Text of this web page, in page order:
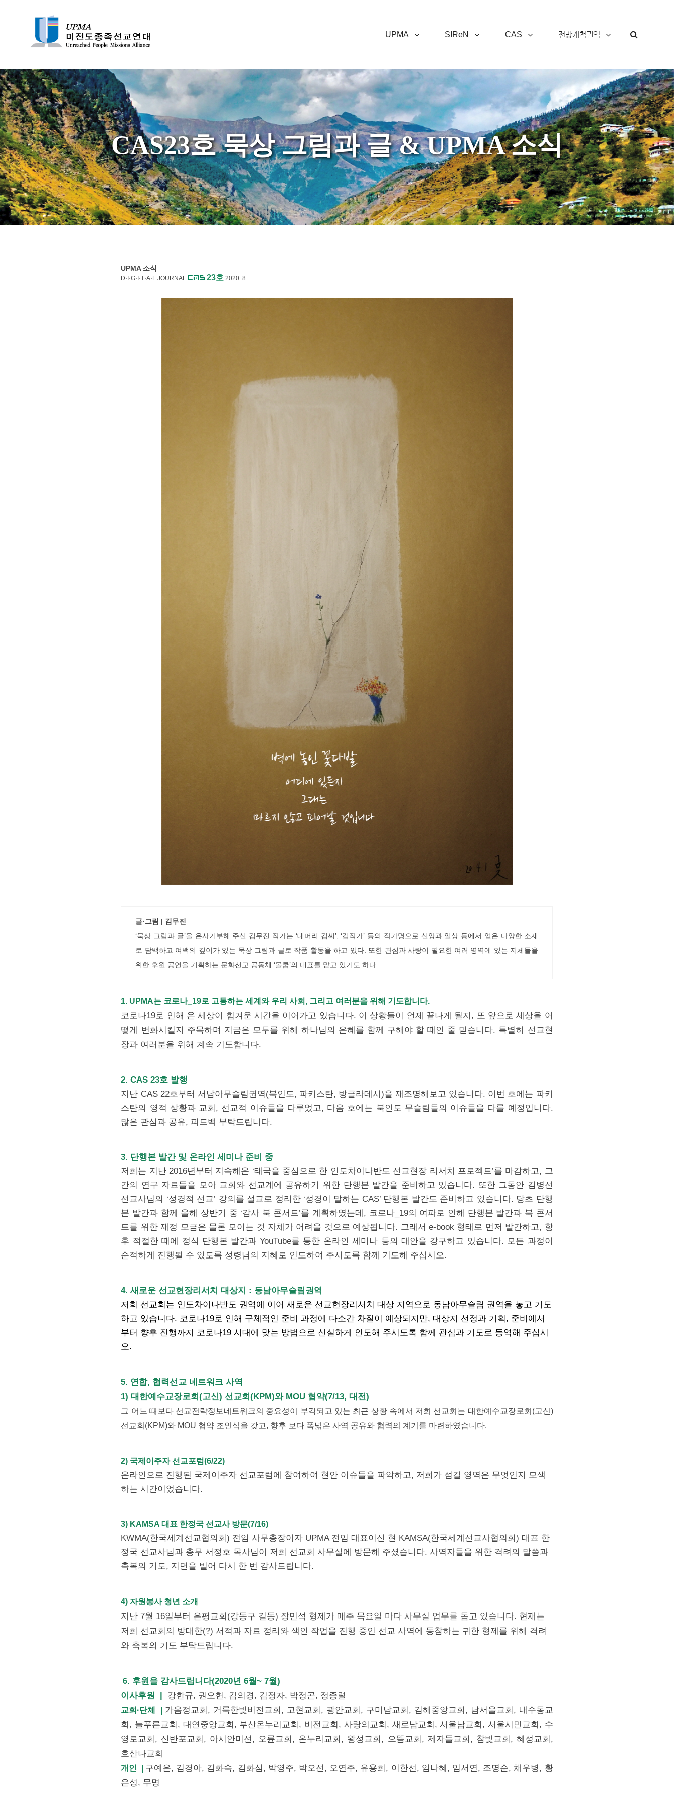
UPMA SIReN CAS 전방개척권역
CAS23호 묵상 그림과 글 & UPMA 소식
UPMA 소식
D·I·G·I·T·A·L JOURNAL 23호 2020. 8
글·그림 | 김무진
‘묵상 그림과 글’을 은사기부해 주신 김무진 작가는 ‘대머리 김씨’, ‘김작가’ 등의 작가명으로 신앙과 일상 등에서 얻은 다양한 소재
로 담백하고 여백의 깊이가 있는 묵상 그림과 글로 작품 활동을 하고 있다. 또한 관심과 사랑이 필요한 여러 영역에 있는 지체들을
위한 후원 공연을 기획하는 문화선교 공동체 ‘몰쿱’의 대표를 맡고 있기도 하다.
1. UPMA는 코로나_19로 고통하는 세계와 우리 사회, 그리고 여러분을 위해 기도합니다.
코로나19로 인해 온 세상이 힘겨운 시간을 이어가고 있습니다. 이 상황들이 언제 끝나게 될지, 또 앞으로 세상을 어
떻게 변화시킬지 주목하며 지금은 모두를 위해 하나님의 은혜를 함께 구해야 할 때인 줄 믿습니다. 특별히 선교현
장과 여러분을 위해 계속 기도합니다.
2. CAS 23호 발행
지난 CAS 22호부터 서남아무슬림권역(북인도, 파키스탄, 방글라데시)을 재조명해보고 있습니다. 이번 호에는 파키
스탄의 영적 상황과 교회, 선교적 이슈들을 다루었고, 다음 호에는 북인도 무슬림들의 이슈들을 다룰 예정입니다.
많은 관심과 공유, 피드백 부탁드립니다.
3. 단행본 발간 및 온라인 세미나 준비 중
저희는 지난 2016년부터 지속해온 ‘태국을 중심으로 한 인도차이나반도 선교현장 리서치 프로젝트’를 마감하고, 그
간의 연구 자료들을 모아 교회와 선교계에 공유하기 위한 단행본 발간을 준비하고 있습니다. 또한 그동안 김병선
선교사님의 ‘성경적 선교’ 강의를 설교로 정리한 ‘성경이 말하는 CAS’ 단행본 발간도 준비하고 있습니다. 당초 단행
본 발간과 함께 올해 상반기 중 ‘감사 북 콘서트’를 계획하였는데, 코로나_19의 여파로 인해 단행본 발간과 북 콘서
트를 위한 재정 모금은 물론 모이는 것 자체가 어려울 것으로 예상됩니다. 그래서 e-book 형태로 먼저 발간하고, 향
후 적절한 때에 정식 단행본 발간과 YouTube를 통한 온라인 세미나 등의 대안을 강구하고 있습니다. 모든 과정이
순적하게 진행될 수 있도록 성령님의 지혜로 인도하여 주시도록 함께 기도해 주십시오.
4. 새로운 선교현장리서치 대상지 : 동남아무슬림권역
저희 선교회는 인도차이나반도 권역에 이어 새로운 선교현장리서치 대상 지역으로 동남아무슬림 권역을 놓고 기도
하고 있습니다. 코로나19로 인해 구체적인 준비 과정에 다소간 차질이 예상되지만, 대상지 선정과 기획, 준비에서
부터 향후 진행까지 코로나19 시대에 맞는 방법으로 신실하게 인도해 주시도록 함께 관심과 기도로 동역해 주십시
오.
5. 연합, 협력선교 네트워크 사역
1) 대한예수교장로회(고신) 선교회(KPM)와 MOU 협약(7/13, 대전)
그 어느 때보다 선교전략정보네트워크의 중요성이 부각되고 있는 최근 상황 속에서 저희 선교회는 대한예수교장로회(고신)
선교회(KPM)와 MOU 협약 조인식을 갖고, 향후 보다 폭넓은 사역 공유와 협력의 계기를 마련하였습니다.
2) 국제이주자 선교포럼(6/22)
온라인으로 진행된 국제이주자 선교포럼에 참여하여 현안 이슈들을 파악하고, 저희가 섬길 영역은 무엇인지 모색
하는 시간이었습니다.
3) KAMSA 대표 한정국 선교사 방문(7/16)
KWMA(한국세계선교협의회) 전임 사무총장이자 UPMA 전임 대표이신 현 KAMSA(한국세계선교사협의회) 대표 한
정국 선교사님과 총무 서정호 목사님이 저희 선교회 사무실에 방문해 주셨습니다. 사역자들을 위한 격려의 말씀과
축복의 기도, 지면을 빌어 다시 한 번 감사드립니다.
4) 자원봉사 청년 소개
지난 7월 16일부터 은평교회(강동구 길동) 장민석 형제가 매주 목요일 마다 사무실 업무를 돕고 있습니다. 현재는
저희 선교회의 방대한(?) 서적과 자료 정리와 색인 작업을 진행 중인 선교 사역에 동참하는 귀한 형제를 위해 격려
와 축복의 기도 부탁드립니다.
6. 후원을 감사드립니다(2020년 6월~ 7월)
이사후원 |
강한규, 권오헌, 김의경, 김정자, 박정곤, 정종렬
교회·단체 | 가음정교회, 거룩한빛비전교회, 고현교회, 광안교회, 구미남교회, 김해중앙교회, 남서울교회, 내수동교
회, 늘푸른교회, 대연중앙교회, 부산온누리교회, 비전교회, 사랑의교회, 새로남교회, 서울남교회, 서울시민교회, 수
영로교회, 신반포교회, 아시안미션, 오륜교회, 온누리교회, 왕성교회, 으뜸교회, 제자들교회, 참빛교회, 혜성교회,
호산나교회
개인 | 구예은, 김경아, 김화숙, 김화심, 박영주, 박오선, 오연주, 유용희, 이한선, 임나혜, 임서연, 조명순, 채우병, 황
은성, 무명